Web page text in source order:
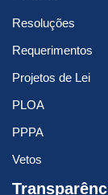
Resoluções
Requerimentos
Projetos de Lei
PLOA
PPPA
Vetos